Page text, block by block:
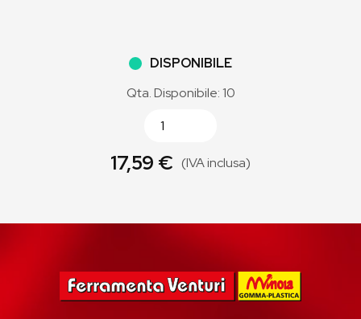
DISPONIBILE
Qta. Disponibile: 10
17,59 € (IVA inclusa)